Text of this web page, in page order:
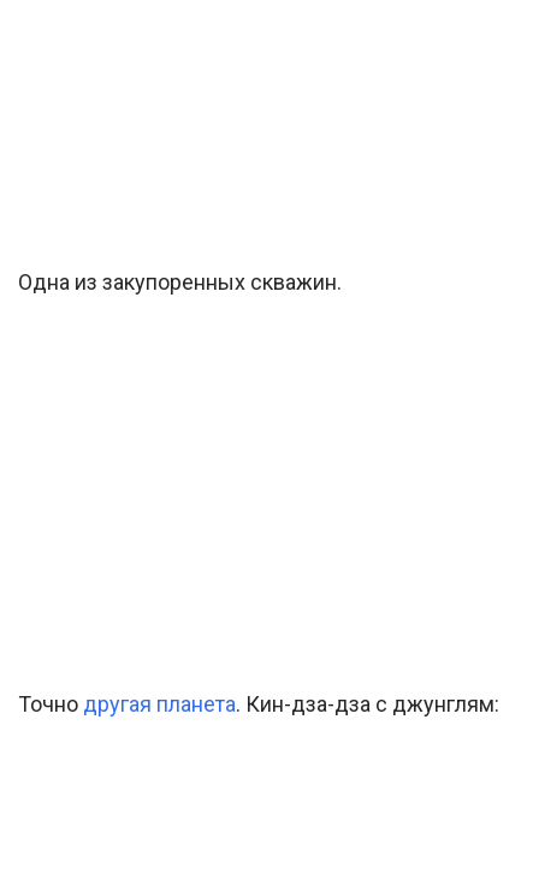
Одна из закупоренных скважин.
Точно другая планета. Кин-дза-дза с джунглям: